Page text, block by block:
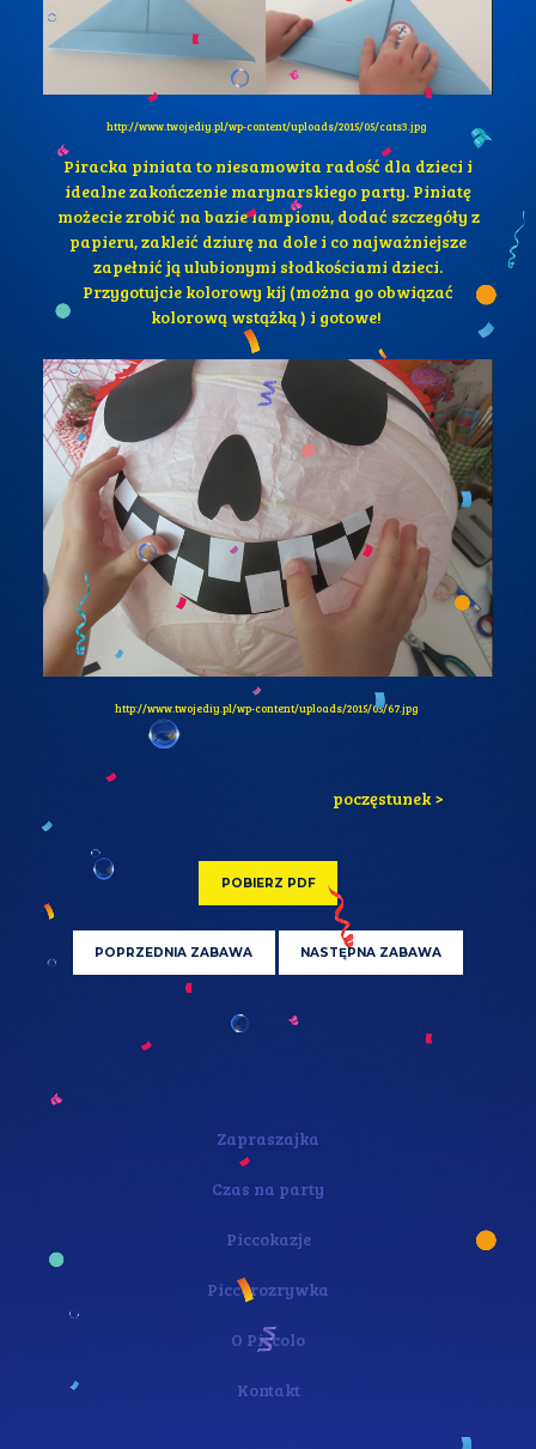
http://www.twojediy.pl/wp-content/uploads/2015/05/cats3.jpg
Piracka piniata to niesamowita radość dla dzieci i
idealne zakończenie marynarskiego party. Piniatę
możecie zrobić na bazie lampionu, dodać szczegóły z
papieru, zakleić dziurę na dole i co najważniejsze
zapełnić ją ulubionymi słodkościami dzieci.
Przygotujcie kolorowy kij (można go obwiązać
kolorową wstążką ) i gotowe!
http://www.twojediy.pl/wp-content/uploads/2015/05/67.jpg
poczęstunek >
POBIERZ PDF
POPRZEDNIA ZABAWA NASTĘPNA ZABAWA
Zapraszajka
Czas na party
Piccokazje
Piccorozrywka
O Piccolo
Kontakt